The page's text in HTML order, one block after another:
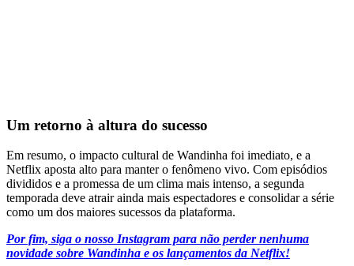
Um retorno à altura do sucesso
Em resumo, o impacto cultural de Wandinha foi imediato, e a
Netflix aposta alto para manter o fenômeno vivo. Com episódios
divididos e a promessa de um clima mais intenso, a segunda
temporada deve atrair ainda mais espectadores e consolidar a série
como um dos maiores sucessos da plataforma.
Por fim, siga o nosso Instagram para não perder nenhuma
novidade sobre Wandinha e os lançamentos da Netflix!